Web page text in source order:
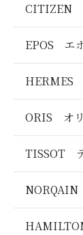
CITIZEN
EPOS エ
HERMES
ORIS オ
TISSOT